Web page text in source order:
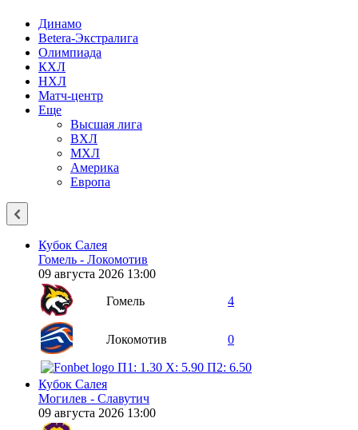
Динамо
Betera-Экстралига
Олимпиада
КХЛ
НХЛ
Матч-центр
Еще
Высшая лига
ВХЛ
МХЛ
Америка
Европа
Кубок Салея
Гомель - Локомотив
09 августа 2026 13:00
Гомель
4
Локомотив 0
П1: 1.30 X: 5.90 П2: 6.50
Кубок Салея
Могилев - Славутич
09 августа 2026 13:00